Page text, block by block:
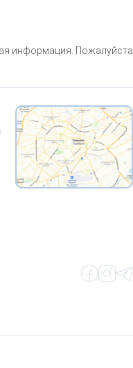
информация. Пожалуйста,